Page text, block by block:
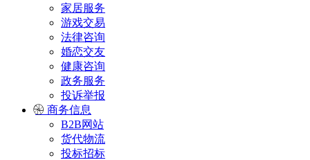
家居服务
游戏交易
法律咨询
婚恋交友
健康咨询
政务服务
投诉举报
商务信息
B2B网站
货代物流
投标招标